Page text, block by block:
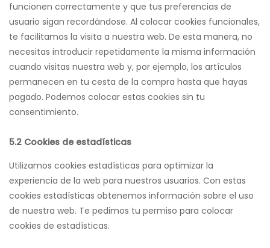
funcionen correctamente y que tus preferencias de
usuario sigan recordándose. Al colocar cookies funcionales,
te facilitamos la visita a nuestra web. De esta manera, no
necesitas introducir repetidamente la misma información
cuando visitas nuestra web y, por ejemplo, los artículos
permanecen en tu cesta de la compra hasta que hayas
pagado. Podemos colocar estas cookies sin tu
consentimiento.
5.2 Cookies de estadísticas
Utilizamos cookies estadísticas para optimizar la
experiencia de la web para nuestros usuarios. Con estas
cookies estadísticas obtenemos información sobre el uso
de nuestra web. Te pedimos tu permiso para colocar
cookies de estadísticas.